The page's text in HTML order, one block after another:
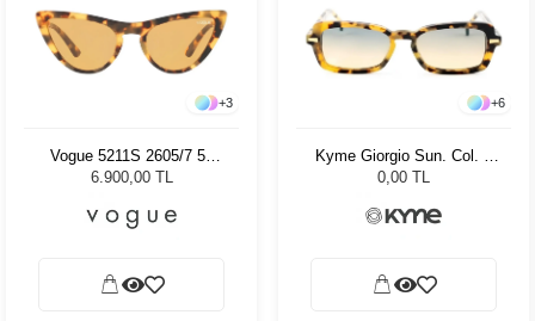
+3
Vogue 5211S 2605/7 54
Kadın Güneş Gözlüğü
6.900,00 TL
+6
Kyme Giorgio Sun. Col. 3
Kadın Güneş Gözlüğü
0,00 TL